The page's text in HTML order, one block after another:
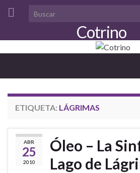
Search for:
Cotrino
ETIQUETA: LÁGRIMAS
ABR
25
2010
Óleo – La
Lago de